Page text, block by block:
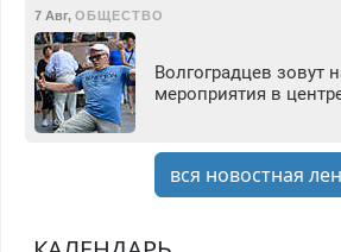
7 Авг, ОБЩЕСТВО
Волгоградцев зовут
мероприятия в
вся новостная